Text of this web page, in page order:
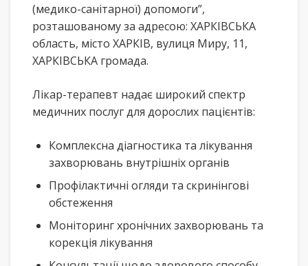
(медико-санітарної) допомоги”,
розташованому за адресою: ХАРКІВСЬКА
область, місто ХАРКІВ, вулиця Миру, 11,
ХАРКІВСЬКА громада.
Лікар-терапевт надає широкий спектр
медичних послуг для дорослих пацієнтів:
Комплексна діагностика та лікування
захворювань внутрішніх органів
Профілактичні огляди та скринінгові
обстеження
Моніторинг хронічних захворювань та
корекція лікування